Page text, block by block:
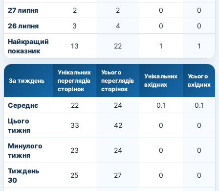
27 липня
2 2 0
0
26 липня
3 4 0
0
Найкращий
показник
13 22 1 1
За тиждень
Унікальних
переглядів
сторінок
Усього
переглядів
сторінок
Унікальних
вхідних
Усього
вхідних
Середнє 22 24 0.1
0.1
Цього
тижня
33 42 0 0
Минулого
тижня
23 24 0 0
Тиждень
30
25 27 0 0